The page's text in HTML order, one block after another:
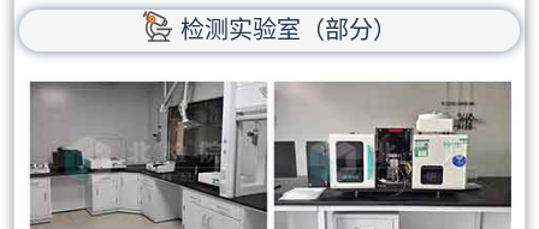
检测实验室（部分）